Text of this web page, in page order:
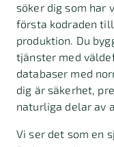
söker dig som har
första kodraden
produktion. Du
tjänster med
databaser med
dig är säkerhet,
naturliga delar av
Vi ser det som en